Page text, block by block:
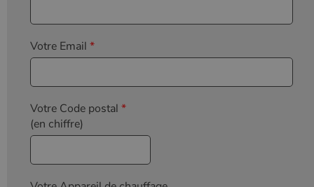
Votre Email *
Votre Code postal *
(en chiffre)